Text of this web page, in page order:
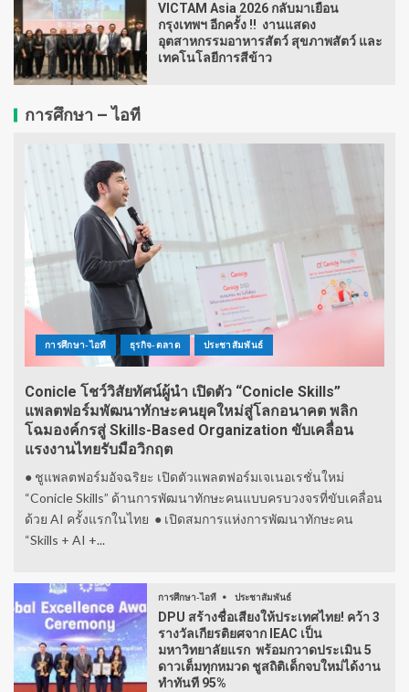
VICTAM Asia 2026 กลับมาเยือน
กรุงเทพฯ อีกครั้ง !! งานแสดง
อุตสาหกรรมอาหารสัตว์ สุขภาพสัตว์ และ
เทคโนโลยีการสีข้าว
การศึกษา – ไอที
การศึกษา-ไอที ธุรกิจ-ตลาด ประชาสัมพันธ์
Conicle โชว์วิสัยทัศน์ผู้นำ เปิดตัว “Conicle Skills”
แพลตฟอร์มพัฒนาทักษะคนยุคใหม่สู่โลกอนาคต พลิก
โฉมองค์กรสู่ Skills-Based Organization ขับเคลื่อน
แรงงานไทยรับมือวิกฤต
● ชูแพลตฟอร์มอัจฉริยะ เปิดตัวแพลตฟอร์มเจเนอเรชั่นใหม่
“Conicle Skills” ด้านการพัฒนาทักษะคนแบบครบวงจรที่ขับเคลื่อน
ด้วย AI ครั้งแรกในไทย ● เปิดสมการแห่งการพัฒนาทักษะคน
“Skills + AI +...
การศึกษา-ไอที ประชาสัมพันธ์
DPU สร้างชื่อเสียงให้ประเทศไทย! คว้า 3
รางวัลเกียรติยศจาก IEAC เป็น
มหาวิทยาลัยแรก พร้อมกวาดประเมิน 5
ดาวเต็มทุกหมวด ชูสถิติเด็กจบใหม่ได้งาน
ทำทันที 95%